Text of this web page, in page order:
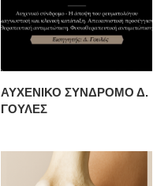
ΑΥΧΕΝΙΚΟ ΣΥΝΔΡΟΜΟ Δ.
ΓΟΥΛΕΣ